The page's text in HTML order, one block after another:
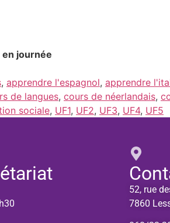
journée
, apprendre l'espagnol, apprendre
de langues, cours de néerlandais,
sociale, UF1, UF2, UF3, UF4, UF5
52, rue
7860